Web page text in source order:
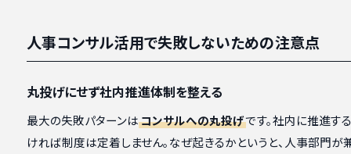
人事コンサル活用で失敗しないための注意点
丸投げにせず社内推進体制を整える
最大の失敗パターンはコンサルへの丸投げです。社内に推進す
ければ制度は定着しません。なぜ起きるかというと、人事部門が